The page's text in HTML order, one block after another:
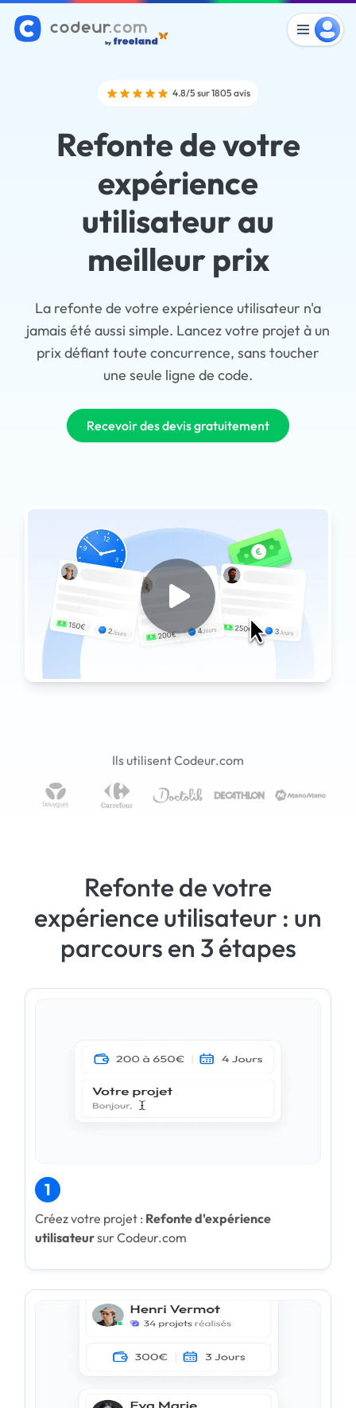
4.8/5 sur 1805 avis
Refonte de votre
expérience
utilisateur au
meilleur prix
La refonte de votre expérience utilisateur n'a
jamais été aussi simple. Lancez votre projet à un
prix défiant toute concurrence, sans toucher
une seule ligne de code.
Recevoir des devis gratuitement
Ils utilisent Codeur.com
Refonte de votre
expérience utilisateur : un
parcours en 3 étapes
1
Créez votre projet : Refonte d'expérience
utilisateursur Codeur.com